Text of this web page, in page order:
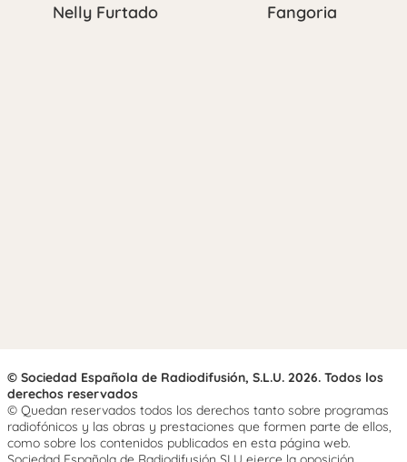
Nelly Furtado Fangoria
© Sociedad Española de Radiodifusión, S.L.U. 2026. Todos los
derechos reservados
© Quedan reservados todos los derechos tanto sobre programas
radiofónicos y las obras y prestaciones que formen parte de ellos,
como sobre los contenidos publicados en esta página web.